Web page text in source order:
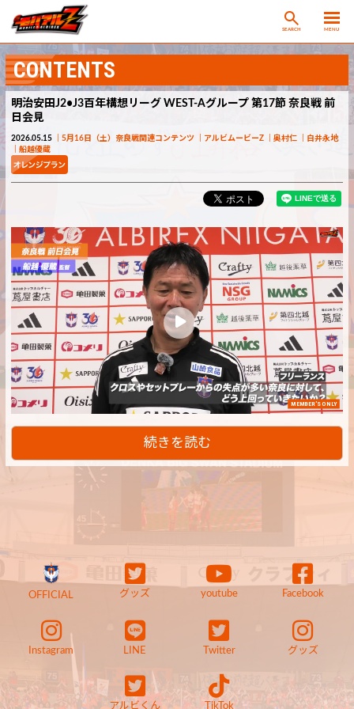
SEARCH MENU
CONTENTS
明治安田J2•J3百年構想リーグ WEST-Aグループ 第17節 奈良戦 前
日会見
2026.05.15 5月16日（土）奈良戦関連コンテンツ アルビムービーZ 奥村仁
白井永地
船越優蔵
MEMBER'S ONLY
続きを読む
OFFICIAL グッズ youtube Facebook
Instagram LINE Twitter グッズ
アルビくん TikTok